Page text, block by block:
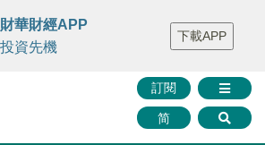
FINMETA 財華證券 媒體矩陣
智庫沙龍
聯絡我們
訂閱
简
華財經APP
資先機
下載APP